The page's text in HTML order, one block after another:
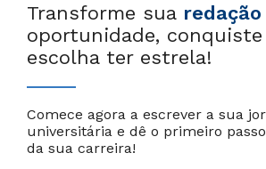
Transforme sua redação
oportunidade, conquiste
escolha ter estrela!
Comece agora a escrever a sua
universitária e dê o primeiro
da sua carreira!